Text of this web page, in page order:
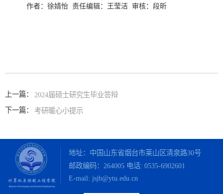
作者：徐婧怡 责任编辑：王莹洁 审核：段昕
上一篇：
2024届硕士研究生毕业答辩
下一篇：
考研暖心小提示
地址：中国山东省烟台市莱山区清泉路30号
邮政编码：264005 电话: 0535-6902601
E-mail: jsjb@ytu.edu.cn